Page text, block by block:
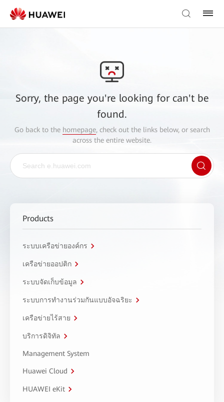
Sorry, the page you're looking for can't be
found.
Go back to the homepage, check out the links below, or search
across the entire website.
Products
ระบบเครือข่ายองค์กร
เครือข่ายออปติก
ระบบจัดเก็บข้อมูล
ระบบการทำงานร่วมกันแบบอัจฉริยะ
เครือข่ายไร้สาย
บริการดิจิทัล
Management System
Huawei Cloud
HUAWEI eKit